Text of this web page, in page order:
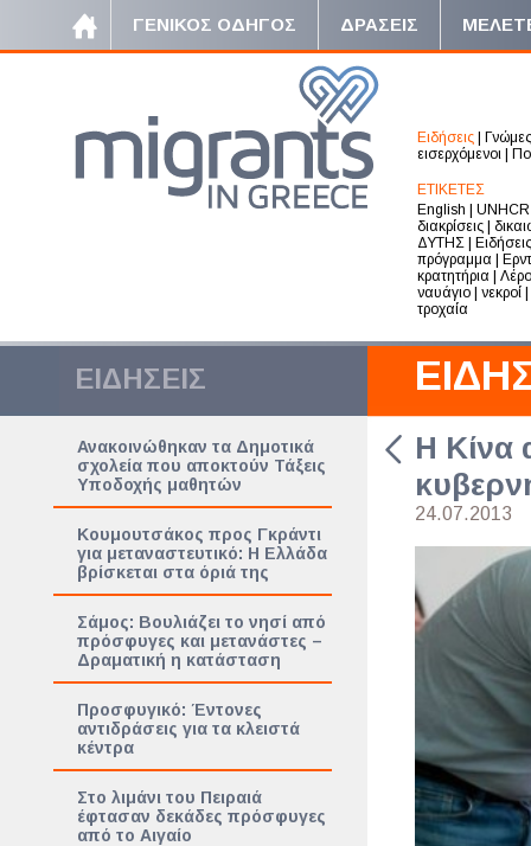
ΓΕΝΙΚΟΣ ΟΔΗΓΟΣ ΔΡΑΣΕΙΣ
Ειδήσεις
Γνώμες
εισερχόμενοι
ΕΤΙΚΕΤΕΣ
English
UNHCR
διακρίσεις
ΔΥΤΗΣ
Ειδήσεις
πρόγραμμα
κρατητήρια
ναυάγιο
νεκροί
τροχαία
ΕΙΔΗΣΕΙΣ
Ανακοινώθηκαν τα Δημοτικά
σχολεία που αποκτούν Τάξεις
Υποδοχής μαθητών
Κουμουτσάκος προς Γκράντι
για μεταναστευτικό: Η Ελλάδα
βρίσκεται στα όριά της
Σάμος: Βουλιάζει το νησί από
πρόσφυγες και μετανάστες –
Δραματική η κατάσταση
Προσφυγικό: Έντονες
αντιδράσεις για τα κλειστά
κέντρα
Στο λιμάνι του Πειραιά
έφτασαν δεκάδες πρόσφυγες
από το Αιγαίο
Η Κίνα
24.07.2013